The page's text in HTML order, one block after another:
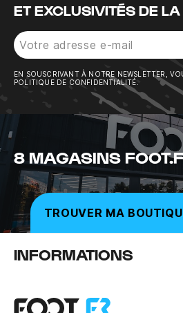
ET EXCLUSIVITÉS DE
EN SOUSCRIVANT À NOTRE NEWSLETTER,
POLITIQUE DE CONFIDENTIALITÉ.
8 MAGASINS
TROUVER MA
INFORMATIONS